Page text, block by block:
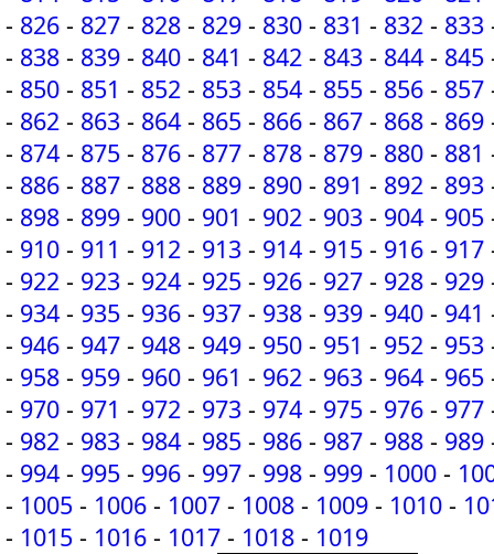
- 826 - 827 - 828 - 829 - 830 - 831 - 832 - 833
- 838 - 839 - 840 - 841 - 842 - 843 - 844 - 845
- 850 - 851 - 852 - 853 - 854 - 855 - 856 - 857
- 862 - 863 - 864 - 865 - 866 - 867 - 868 - 869
- 874 - 875 - 876 - 877 - 878 - 879 - 880 - 881
- 886 - 887 - 888 - 889 - 890 - 891 - 892 - 893
- 898 - 899 - 900 - 901 - 902 - 903 - 904 - 905
- 910 - 911 - 912 - 913 - 914 - 915 - 916 - 917
- 922 - 923 - 924 - 925 - 926 - 927 - 928 - 929
- 934 - 935 - 936 - 937 - 938 - 939 - 940 - 941
- 946 - 947 - 948 - 949 - 950 - 951 - 952 - 953
- 958 - 959 - 960 - 961 - 962 - 963 - 964 - 965
- 970 - 971 - 972 - 973 - 974 - 975 - 976 - 977
- 982 - 983 - 984 - 985 - 986 - 987 - 988 - 989
- 994 - 995 - 996 - 997 - 998 - 999 - 1000 -
- 1005 - 1006 - 1007 - 1008 - 1009 - 1010 -
- 1015 - 1016 - 1017 - 1018 - 1019